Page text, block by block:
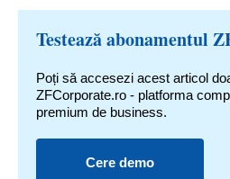
Testează abonamentul
Poți să accesezi acest articol
ZFCorporate.ro - platforma
premium de business.
Cere demo